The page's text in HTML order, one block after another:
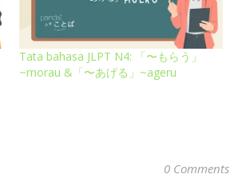
Tata bahasa JLPT N4: 「〜もらう」
~morau &「〜あげる」~ageru
0 Comments